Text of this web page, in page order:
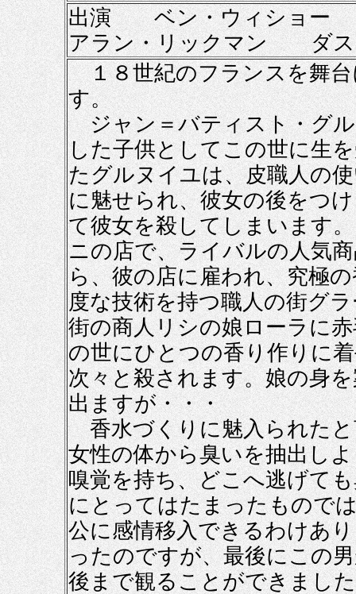
出演 ベン・ウィショー
アラン・リックマン ダス
１８世紀のフランスを舞台
す。
ジャン＝バティスト・グル
した子供としてこの世に生
たグルヌイユは、皮職人の
に魅せられ、彼女の後をつ
て彼女を殺してしまいます
ニの店で、ライバルの人気
ら、彼の店に雇われ、究極
度な技術を持つ職人の街グ
街の商人リシの娘ローラに
の世にひとつの香り作りに
次々と殺されます。娘の身
出ますが・・・
香水づくりに魅入られたと
女性の体から臭いを抽出し
嗅覚を持ち、どこへ逃げて
にとってはたまったもので
公に感情移入できるわけあ
ったのですが、最後にこの
後まで観ることができまし